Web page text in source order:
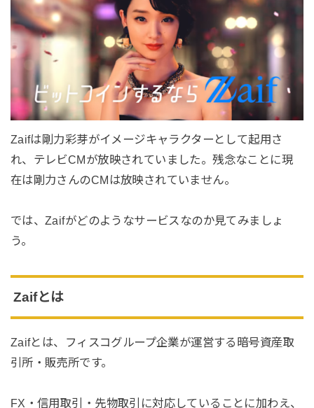
Zaifは剛力彩芽がイメージキャラクターとして起用さ
れ、テレビCMが放映されていました。残念なことに現
在は剛力さんのCMは放映されていません。
では、Zaifがどのようなサービスなのか見てみましょ
う。
Zaifとは
Zaifとは、フィスコグループ企業が運営する暗号資産取
引所・販売所です。
FX・信用取引・先物取引に対応していることに加わえ、